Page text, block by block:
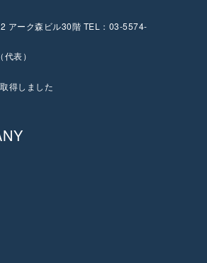
アーク森ビル30階 TEL：03-5574-
表）
得しました